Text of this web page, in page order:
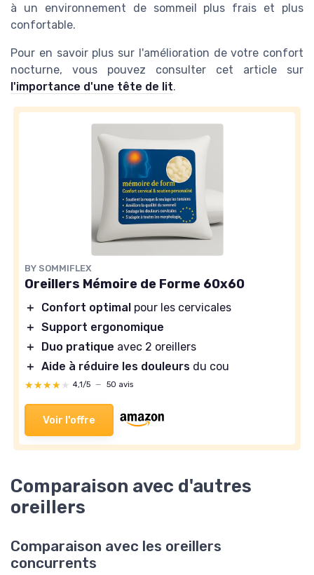
à un environnement de sommeil plus frais et plus
confortable.
Pour en savoir plus sur l'amélioration de votre confort
nocturne, vous pouvez consulter cet article sur
l'importance d'une tête de lit.
BY SOMMIFLEX
Oreillers Mémoire de Forme 60x60
＋ Confort optimal pour les cervicales
＋ Support ergonomique
＋
Duo pratique avec 2 oreillers
＋ Aide à réduire les douleurs du cou
★★★★★
★★★★★ 4,1/5 — 50 avis
Voir l'offre
Comparaison avec d'autres
oreillers
Comparaison avec les oreillers
concurrents